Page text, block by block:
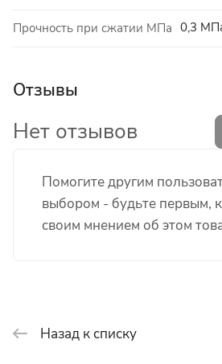
Прочность при сжатии МПа 0,3
Отзывы
Помогите другим
выбором - будьте первым,
своим мнением об этом
Нет отзывов
Назад к списку